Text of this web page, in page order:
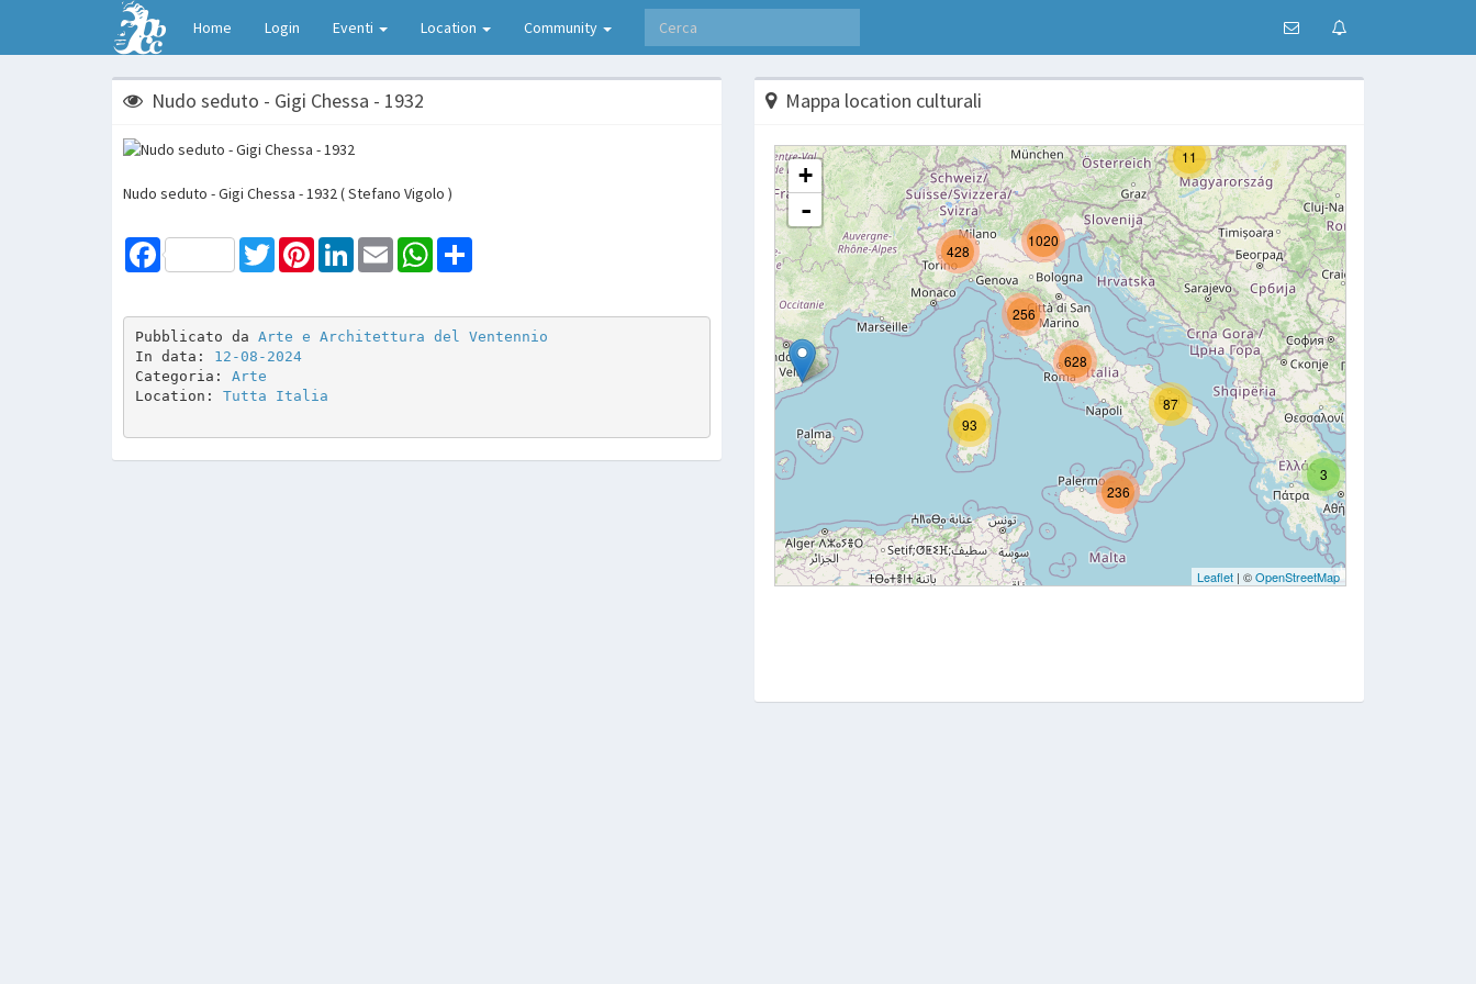
Home Login Eventi Location Community
Nudo seduto - Gigi Chessa - 1932
Nudo seduto - Gigi Chessa - 1932 ( Stefano Vigolo )
Facebook TwitterPinterestLinkedInEmail WhatsApp
Pubblicato da Arte e Architettura del Ventennio
In data: 12-08-2024
Categoria: Arte
Location: Tutta Italia
Mappa location culturali